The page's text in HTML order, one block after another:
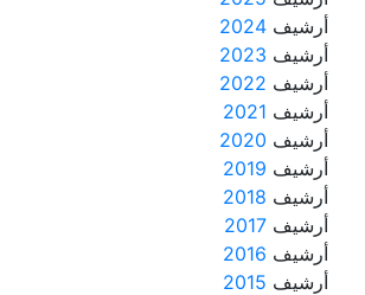
أرشيف 2024
أرشيف 2023
أرشيف 2022
أرشيف 2021
أرشيف 2020
أرشيف 2019
أرشيف 2018
أرشيف 2017
أرشيف 2016
أرشيف 2015